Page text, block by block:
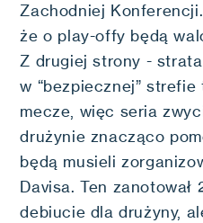
Zachodniej
że o play-offy będą
Z drugiej strony -
w “bezpiecznej”
mecze, więc seria
drużynie znacząco
będą musieli
Davisa. Ten
debiucie dla drużyny,